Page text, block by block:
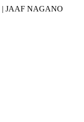
JAAF NAGANO